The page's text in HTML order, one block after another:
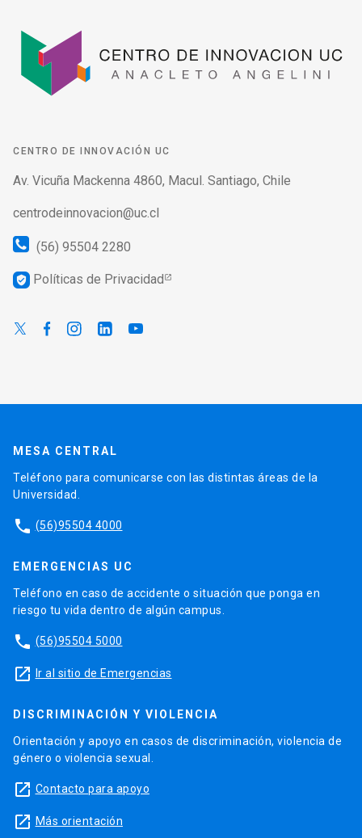
CENTRO DE INNOVACIÓN UC
Av. Vicuña Mackenna 4860, Macul. Santiago, Chile
centrodeinnovacion@uc.cl
(56) 95504 2280
verified_user Políticas de Privacidad
MESA CENTRAL
Teléfono para comunicarse con las distintas áreas de la
Universidad.
phone (56)95504 4000
EMERGENCIAS UC
Teléfono en caso de accidente o situación que ponga en
riesgo tu vida dentro de algún campus.
phone (56)95504 5000
launch Ir al sitio de Emergencias
DISCRIMINACIÓN Y VIOLENCIA
Orientación y apoyo en casos de discriminación, violencia de
género o violencia sexual.
launch Contacto para apoyo
launch Más orientación